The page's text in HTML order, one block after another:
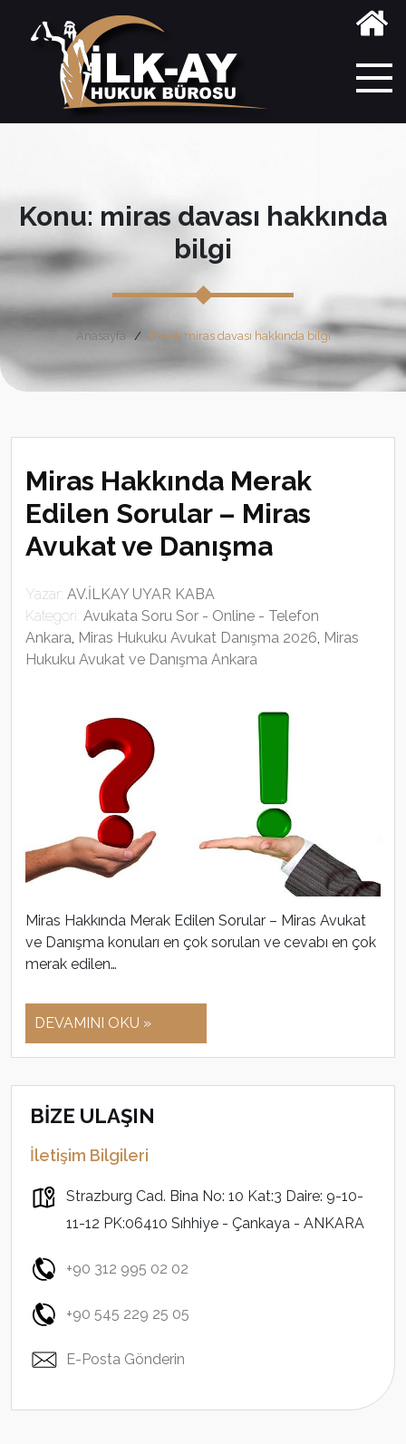
Konu: miras davası hakkında
bilgi
Anasayfa Etiket: miras davası hakkında bilgi
Miras Hakkında Merak
Edilen Sorular – Miras
Avukat ve Danışma
Yazar: AV.İLKAY UYAR KABA
Kategori: Avukata Soru Sor - Online - Telefon
Ankara, Miras Hukuku Avukat Danışma 2026, Miras
Hukuku Avukat ve Danışma Ankara
Miras Hakkında Merak Edilen Sorular – Miras Avukat
ve Danışma konuları en çok sorulan ve cevabı en çok
merak edilen…
DEVAMINI OKU »
BİZE ULAŞIN
İletişim Bilgileri
Strazburg Cad. Bina No: 10 Kat:3 Daire: 9-10-
11-12 PK:06410 Sıhhiye - Çankaya - ANKARA
+90 312 995 02 02
+90 545 229 25 05
E-Posta Gönderin